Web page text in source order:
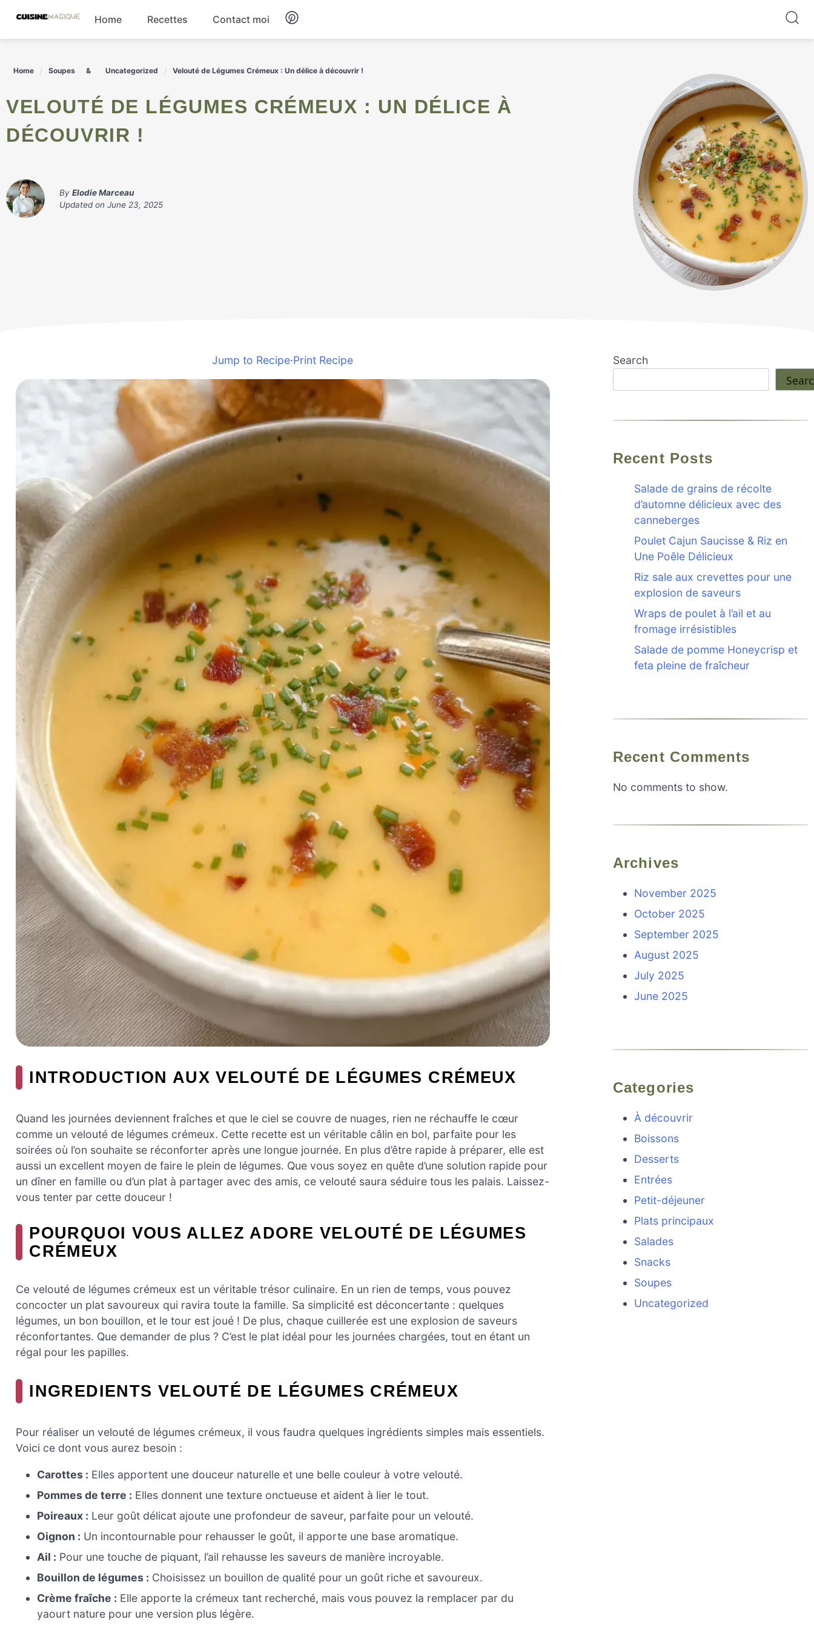
content
Home Recettes Contact moi
Home Soupes Uncategorized Velouté de Légumes Crémeux : Un délice à découvrir !
VELOUTÉ DE LÉGUMES CRÉMEUX : UN DÉLICE À
DÉCOUVRIR !
By Elodie Marceau
Updated on June 23, 2025
Jump to Recipe·Print Recipe
INTRODUCTION AUX VELOUTÉ DE LÉGUMES CRÉMEUX
Quand les journées deviennent fraîches et que le ciel se couvre de nuages, rien ne réchauffe le cœur
comme un velouté de légumes crémeux. Cette recette est un véritable câlin en bol, parfaite pour les
soirées où l’on souhaite se réconforter après une longue journée. En plus d’être rapide à préparer, elle est
aussi un excellent moyen de faire le plein de légumes. Que vous soyez en quête d’une solution rapide pour
un dîner en famille ou d’un plat à partager avec des amis, ce velouté saura séduire tous les palais. Laissez-
vous tenter par cette douceur !
POURQUOI VOUS ALLEZ ADORE VELOUTÉ DE LÉGUMES
CRÉMEUX
Ce velouté de légumes crémeux est un véritable trésor culinaire. En un rien de temps, vous pouvez
concocter un plat savoureux qui ravira toute la famille. Sa simplicité est déconcertante : quelques
légumes, un bon bouillon, et le tour est joué ! De plus, chaque cuillerée est une explosion de saveurs
réconfortantes. Que demander de plus ? C’est le plat idéal pour les journées chargées, tout en étant un
régal pour les papilles.
INGREDIENTS VELOUTÉ DE LÉGUMES CRÉMEUX
Pour réaliser un velouté de légumes crémeux, il vous faudra quelques ingrédients simples mais essentiels.
Voici ce dont vous aurez besoin :
Carottes : Elles apportent une douceur naturelle et une belle couleur à votre velouté.
Pommes de terre : Elles donnent une texture onctueuse et aident à lier le tout.
Poireaux : Leur goût délicat ajoute une profondeur de saveur, parfaite pour un velouté.
Oignon : Un incontournable pour rehausser le goût, il apporte une base aromatique.
Ail : Pour une touche de piquant, l’ail rehausse les saveurs de manière incroyable.
Bouillon de légumes : Choisissez un bouillon de qualité pour un goût riche et savoureux.
Crème fraîche : Elle apporte la crémeux tant recherché, mais vous pouvez la remplacer par du
yaourt nature pour une version plus légère.
Search
Recent Posts
Salade de grains de récolte
d’automne délicieux avec des
canneberges
Poulet Cajun Saucisse & Riz en
Une Poêle Délicieux
Riz sale aux crevettes pour une
explosion de saveurs
Wraps de poulet à l’ail et au
fromage irrésistibles
Salade de pomme Honeycrisp et
feta pleine de fraîcheur
Recent Comments
No comments to show.
Archives
November 2025
October 2025
September 2025
August 2025
July 2025
June 2025
Categories
À découvrir
Boissons
Desserts
Entrées
Petit-déjeuner
Plats principaux
Salades
Snacks
Soupes
Uncategorized